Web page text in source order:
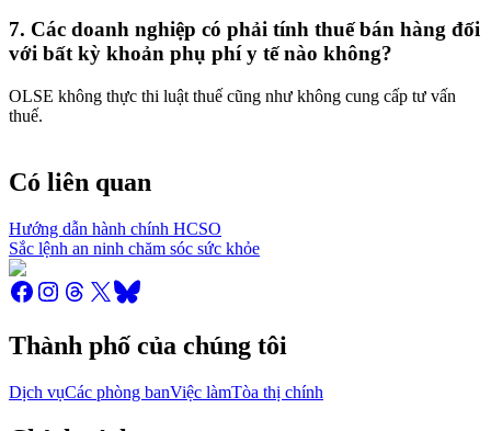
7. Các doanh nghiệp có phải tính thuế bán hàng đối
với bất kỳ khoản phụ phí y tế nào không?
OLSE không thực thi luật thuế cũng như không cung cấp tư vấn
thuế.
Có liên quan
Hướng dẫn hành chính HCSO
Sắc lệnh an ninh chăm sóc sức khỏe
Thành phố của chúng tôi
Dịch vụCác phòng banViệc làmTòa thị chính